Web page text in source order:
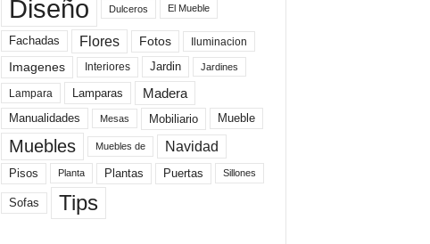
Diseño Dulceros El Mueble
Fachadas Flores Fotos Iluminacion
Imagenes Interiores Jardin Jardines
Lampara Lamparas Madera
Manualidades Mesas Mobiliario Mueble
Muebles Muebles de Navidad
Pisos Planta Plantas Puertas Sillones
Sofas Tips